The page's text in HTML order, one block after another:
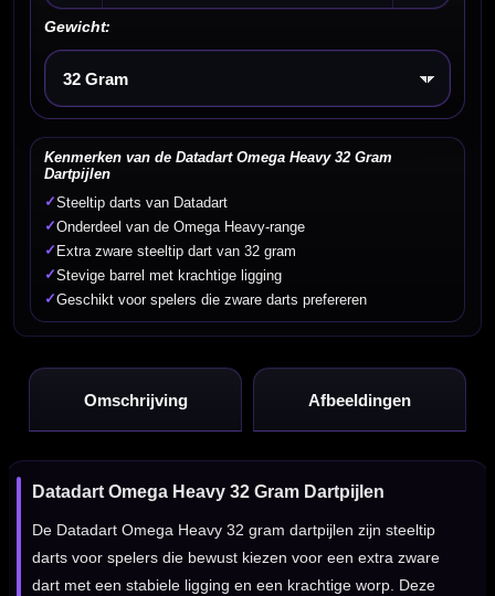
Gewicht:
Kies een optie
Kenmerken van de Datadart Omega Heavy 32 Gram
Dartpijlen
✓Steeltip darts van Datadart
✓Onderdeel van de Omega Heavy-range
✓ Extra zware steeltip dart van 32 gram
✓Stevige barrel met krachtige ligging
✓Geschikt voor spelers die zware darts prefereren
Omschrijving Afbeeldingen
Datadart Omega Heavy 32 Gram Dartpijlen
De Datadart Omega Heavy 32 gram dartpijlen zijn steeltip
darts voor spelers die bewust kiezen voor een extra zware
dart met een stabiele ligging en een krachtige worp. Deze